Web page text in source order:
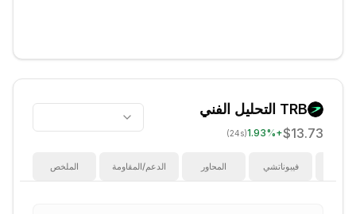
TRB التحليل الفني
$13.73
+
1.93%
(24s)
الملخص الدعم/المقاومة المحاور فيبوناتشي